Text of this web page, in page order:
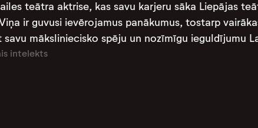
teātra aktrise, kas savu karjeru sāka Liepājas
ir guvusi ievērojamus panākumus, tostarp
māksliniecisko spēju un nozīmīgu ieguldījumu
intelekts